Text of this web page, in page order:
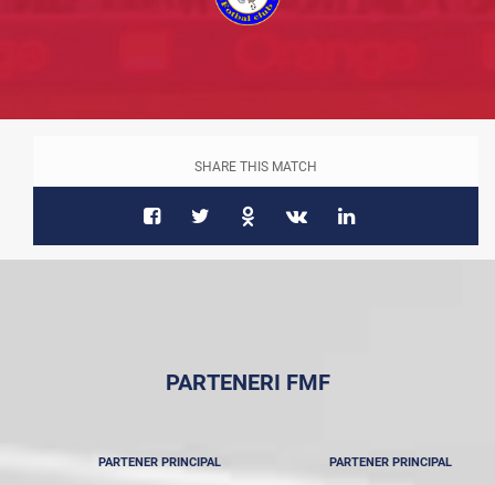
SHARE THIS MATCH
PARTENERI FMF
PARTENER PRINCIPAL PARTENER PRINCIPAL